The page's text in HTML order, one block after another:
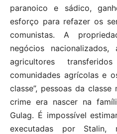
paranoico e sádico,
esforço para refazer os
comunistas. A
negócios
agricultores
comunidades agrícolas e
classe”, pessoas da
crime era nascer na
Gulag. É impossível
executadas por Stalin,